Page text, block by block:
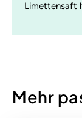
Limettensaft
Mehr